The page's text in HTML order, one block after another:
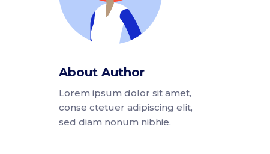
About Author
Lorem ipsum dolor sit amet,
conse ctetuer adipiscing elit,
sed diam nonum nibhie.